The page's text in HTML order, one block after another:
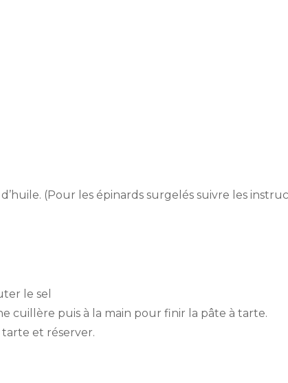
(Pour les épinards surgelés suivre les
le sel
cuillère puis à la main pour finir la pâte à tarte.
et réserver.